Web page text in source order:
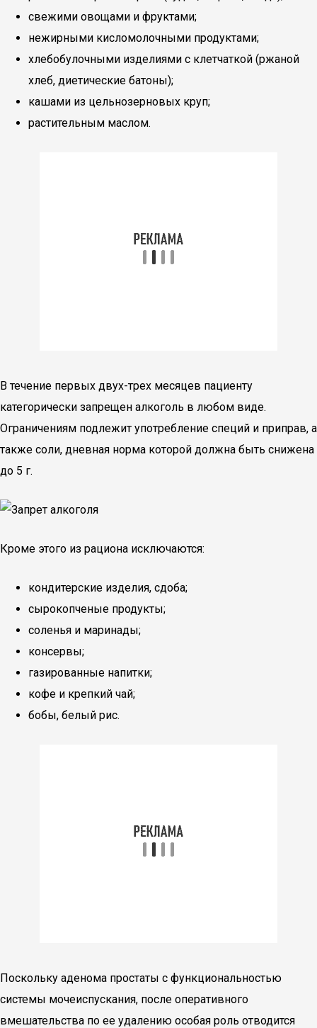
свежими овощами и фруктами;
нежирными кисломолочными продуктами;
хлебобулочными изделиями с клетчаткой (ржаной
хлеб, диетические батоны);
кашами из цельнозерновых круп;
растительным маслом.
В течение первых двух-трех месяцев пациенту
категорически запрещен алкоголь в любом виде.
Ограничениям подлежит употребление специй и приправ, а
также соли, дневная норма которой должна быть снижена
до 5 г.
Кроме этого из рациона исключаются:
кондитерские изделия, сдоба;
сырокопченые продукты;
соленья и маринады;
консервы;
газированные напитки;
кофе и крепкий чай;
бобы, белый рис.
Поскольку аденома простаты с функциональностью
системы мочеиспускания, после оперативного
вмешательства по ее удалению особая роль отводится